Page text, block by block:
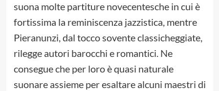
suona molte partiture novecentesche in cui è
fortissima la reminiscenza jazzistica, mentre
Pieranunzi, dal tocco sovente classicheggiate,
rilegge autori barocchi e romantici. Ne
consegue che per loro è quasi naturale
suonare assieme per esaltare alcuni maestri di